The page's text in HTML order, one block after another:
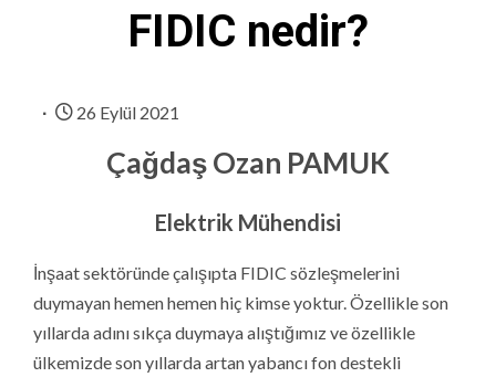
FIDIC nedir?
26 Eylül 2021
Çağdaş Ozan PAMUK
Elektrik Mühendisi
İnşaat sektöründe çalışıpta FIDIC sözleşmelerini
duymayan hemen hemen hiç kimse yoktur. Özellikle son
yıllarda adını sıkça duymaya alıştığımız ve özellikle
ülkemizde son yıllarda artan yabancı fon destekli